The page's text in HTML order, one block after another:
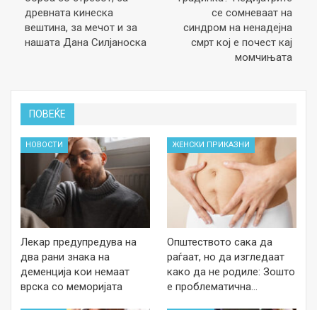
древната кинеска
вештина, за мечот и за
нашата Дана Силјаноска
се сомневаат на
синдром на ненадејна
смрт кој е почест кај
момчињата
ПОВЕЌЕ
НОВОСТИ
Лекар предупредува на
два рани знака на
деменција кои немаат
врска со меморијата
ЖЕНСКИ ПРИКАЗНИ
Општеството сака да
раѓаат, но да изгледаат
како да не родиле: Зошто
е проблематична…